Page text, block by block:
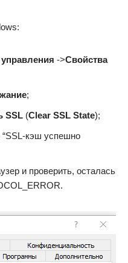
->Свойства
;
SSL (Clear SSL State);
кэш успешно
и проверить, осталась